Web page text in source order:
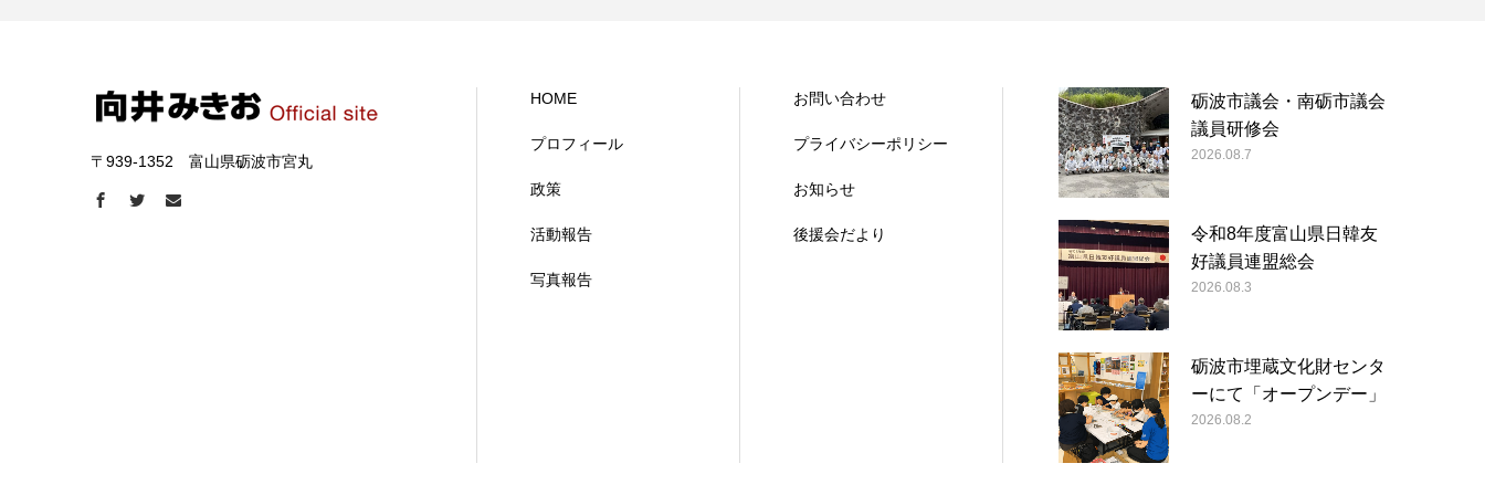
〒939-1352 富山県砺波市宮丸
HOME
プロフィール
政策
活動報告
写真報告
お問い合わせ
プライバシーポリシー
お知らせ
後援会だより
砺波市議会・南砺市議会
議員研修会
2026.08.7
令和8年度富山県日韓友
好議員連盟総会
2026.08.3
砺波市埋蔵文化財センタ
ーにて「オープンデー」
2026.08.2